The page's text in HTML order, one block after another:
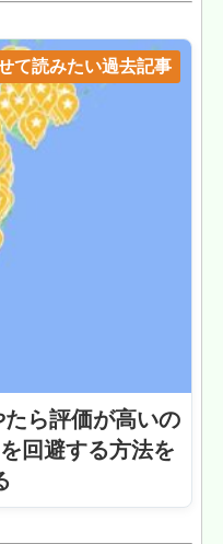
て読みたい過去記事
ら評価が高いの
回避する方法を